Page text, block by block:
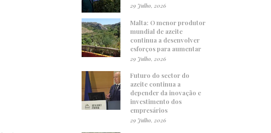
29 Julho, 2026
Malta: O menor produtor
mundial de azeite
continua a desenvolver
esforços para aumentar
29 Julho, 2026
Futuro do sector do
azeite continua a
depender da inovação e
investimento dos
empresários
29 Julho, 2026